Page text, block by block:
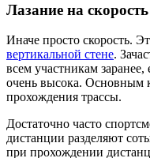
Лазание на скорость
Иначе просто скорость.
вертикальной стене.
всем участникам
очень высока. Основным
прохождения трассы.
Достаточно часто
дистанции разделяют
при прохождении